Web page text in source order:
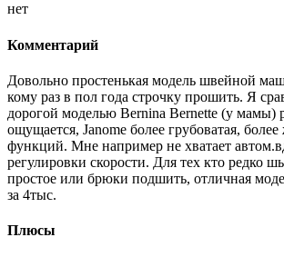
нет
Комментарий
Довольно простенькая модель швейной
кому раз в пол года строчку прошить. Я
дорогой моделью Bernina Bernette (у мамы)
ощущается, Janome более грубоватая,
функций. Мне например не хватает
регулировки скорости. Для тех кто редко
простое или брюки подшить, отличная
за 4тыс.
Плюсы